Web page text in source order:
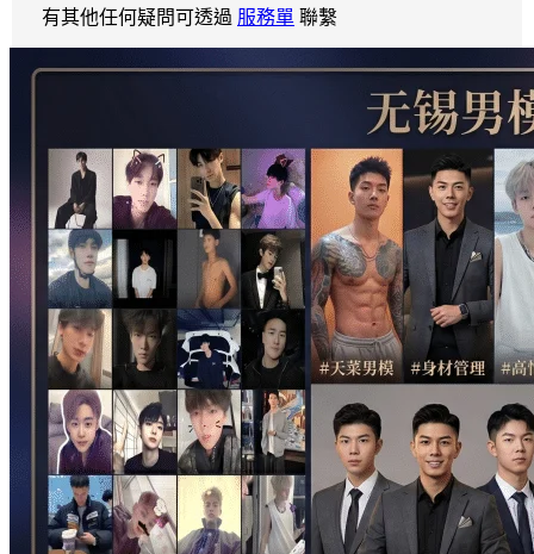
有其他任何疑問可透過 服務單 聯繫